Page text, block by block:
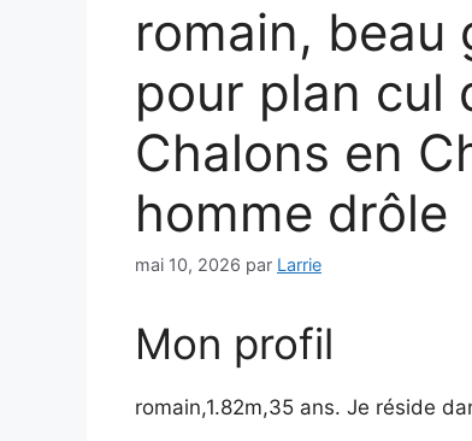
romain, beau
pour plan cul
Chalons en
homme drôle
mai 10, 2026 par Larrie
Mon profil
romain,1.82m,35 ans. Je réside